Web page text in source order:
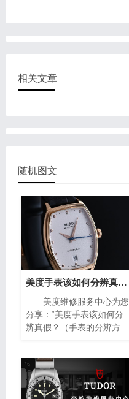
相关文章
随机图文
美度手表该如何分辨真假？（手表的分辨方法）
美度维修服务中心为您
分享：“美度手表该如何分
辨真假？（手表的分辨方
精湛的工艺和高品质的材料
而闻名于世。然而，随着假
冒产品的泛滥，如何准确鉴